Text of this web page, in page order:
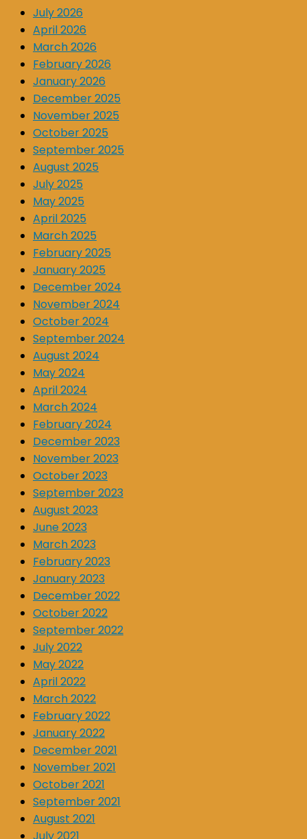
July 2026
April 2026
March 2026
February 2026
January 2026
December 2025
November 2025
October 2025
September 2025
August 2025
July 2025
May 2025
April 2025
March 2025
February 2025
January 2025
December 2024
November 2024
October 2024
September 2024
August 2024
May 2024
April 2024
March 2024
February 2024
December 2023
November 2023
October 2023
September 2023
August 2023
June 2023
March 2023
February 2023
January 2023
December 2022
October 2022
September 2022
July 2022
May 2022
April 2022
March 2022
February 2022
January 2022
December 2021
November 2021
October 2021
September 2021
August 2021